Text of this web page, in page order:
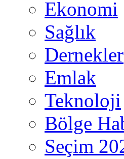
Ekonomi
Sağlık
Dernekler
Emlak
Teknoloji
Bölge
Seçim